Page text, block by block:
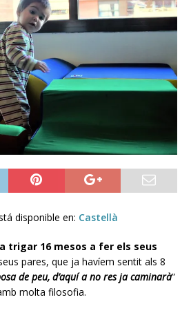
disponible en: Castellà
trigar 16 mesos a fer els seus
pares, que ja havíem sentit als 8
de peu, d’aquí a no res ja caminarà”
molta filosofia.